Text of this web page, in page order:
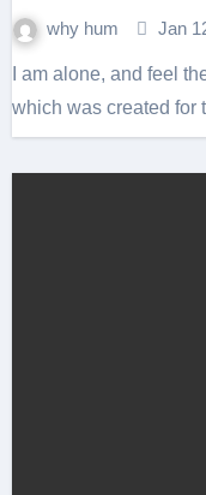
why hum Jan
which was created for